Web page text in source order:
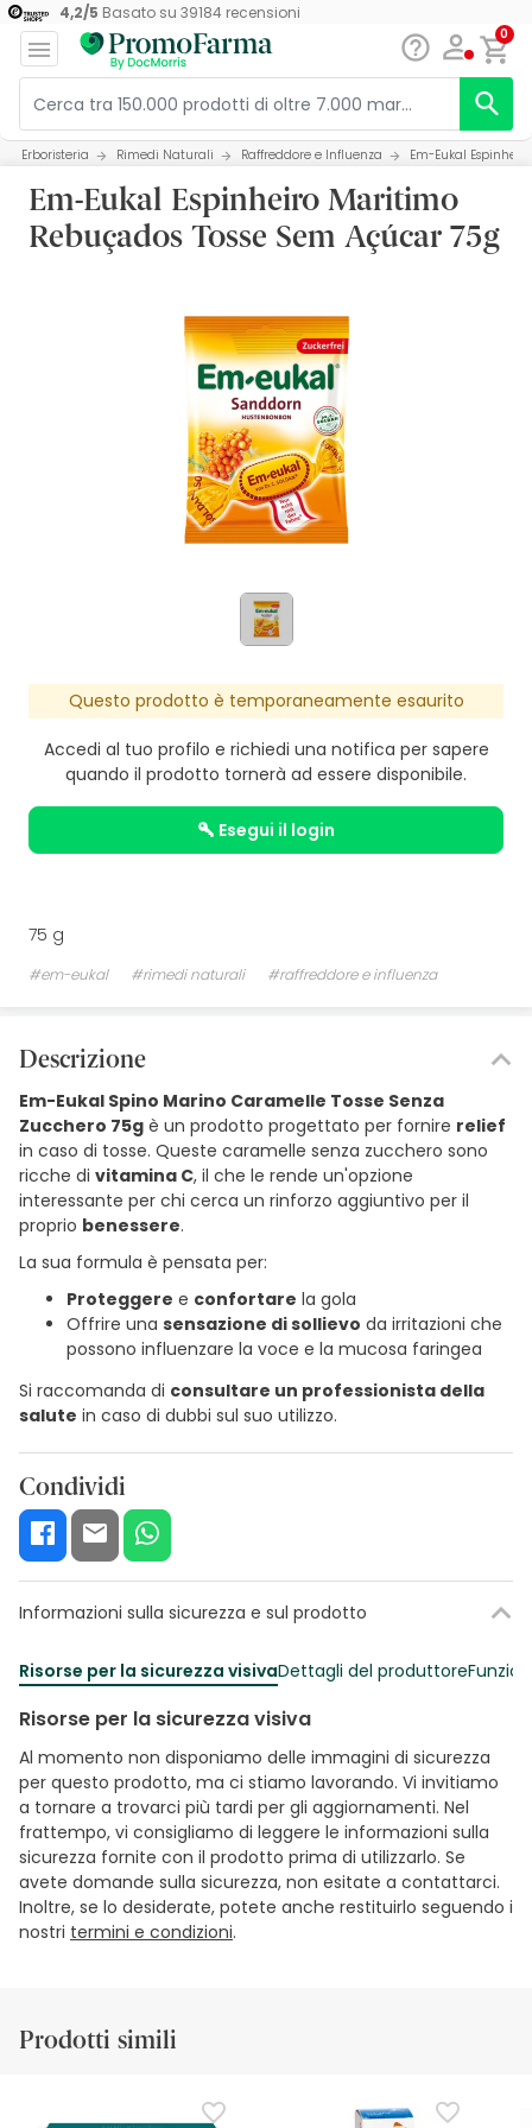
4,2/5 Basato su 39184 recensioni
0
Erboristeria Rimedi Naturali Raffreddore e Influenza Em-Eukal
Em-Eukal Espinheiro Maritimo
Rebuçados Tosse Sem Açúcar 75g
Questo prodotto è temporaneamente esaurito
Accedi al tuo profilo e richiedi una notifica per sapere
quando il prodotto tornerà ad essere disponibile.
esegui il login
75 g
#em-eukal #rimedi naturali #raffreddore e influenza
Descrizione
Em-Eukal Spino Marino Caramelle Tosse Senza
Zucchero 75g è un prodotto progettato per fornire relief
in caso di tosse. Queste caramelle senza zucchero sono
ricche di vitamina C, il che le rende un'opzione
interessante per chi cerca un rinforzo aggiuntivo per il
proprio benessere.
La sua formula è pensata per:
Proteggere e confortare la gola
Offrire una sensazione di sollievo da irritazioni che
possono influenzare la voce e la mucosa faringea
Si raccomanda di consultare un professionista della
salute in caso di dubbi sul suo utilizzo.
Condividi
Informazioni sulla sicurezza e sul prodotto
Risorse per la sicurezza visivaDettagli del produttore
Risorse per la sicurezza visiva
Al momento non disponiamo delle immagini di sicurezza
per questo prodotto, ma ci stiamo lavorando. Vi invitiamo
a tornare a trovarci più tardi per gli aggiornamenti. Nel
frattempo, vi consigliamo di leggere le informazioni sulla
sicurezza fornite con il prodotto prima di utilizzarlo. Se
avete domande sulla sicurezza, non esitate a contattarci.
Inoltre, se lo desiderate, potete anche restituirlo seguendo i
nostri termini e condizioni.
Prodotti simili